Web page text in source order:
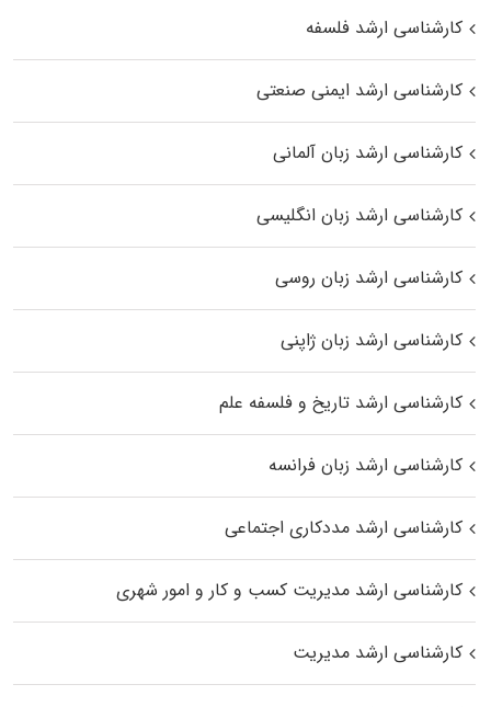
کارشناسی ارشد فلسفه
کارشناسی ارشد ایمنی صنعتی
کارشناسی ارشد زبان آلمانی
کارشناسی ارشد زبان انگلیسی
کارشناسی ارشد زبان روسی
کارشناسی ارشد زبان ژاپنی
کارشناسی ارشد تاریخ و فلسفه علم
کارشناسی ارشد زبان فرانسه
کارشناسی ارشد مددکاری اجتماعی
کارشناسی ارشد مدیریت کسب و کار و امور شهری
کارشناسی ارشد مدیریت